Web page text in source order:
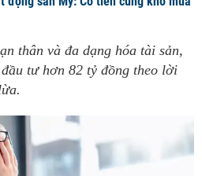
thân và đa dạng hóa tài sản,
tư hơn 82 tỷ đồng theo lời